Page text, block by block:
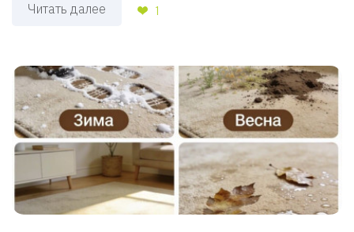
Читать далее 1